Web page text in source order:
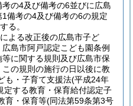
の4及び備考の6並びに広島
備考の4及び備考の6の規定
る。
よる改正後の広島市子ど
島市阿戸認定こども園条例
に関する規則及び広島市保
の規則の施行の日以後に教
も・子育て支援法(平成24年
定する教育・保育給付認定子
育・保育等(同法第59条第3号